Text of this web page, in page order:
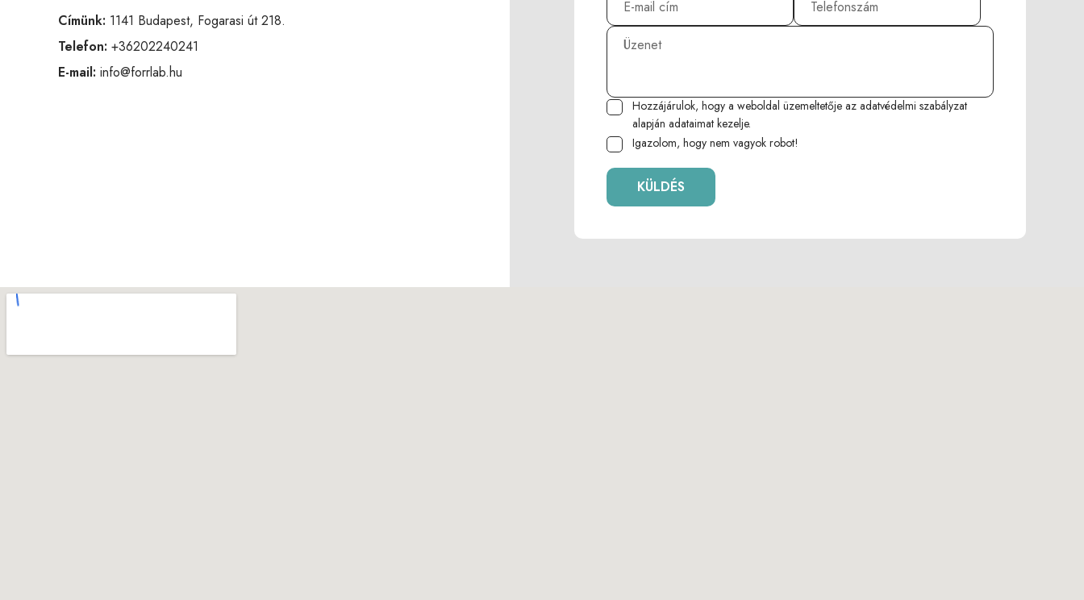
Címünk: 1141 Budapest, Fogarasi út 218.
Telefon: +36202240241
E-mail: info@forrlab.hu
Hozzájárulok, hogy a weboldal üzemeltetője az adatvédelmi szabályzat
alapján adataimat kezelje.
Igazolom, hogy nem vagyok robot!
KÜLDÉS